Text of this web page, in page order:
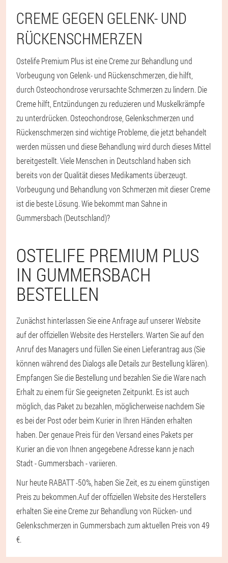
CREME GEGEN GELENK- UND
RÜCKENSCHMERZEN
Ostelife Premium Plus ist eine Creme zur Behandlung und
Vorbeugung von Gelenk- und Rückenschmerzen, die hilft,
durch Osteochondrose verursachte Schmerzen zu lindern. Die
Creme hilft, Entzündungen zu reduzieren und Muskelkrämpfe
zu unterdrücken. Osteochondrose, Gelenkschmerzen und
Rückenschmerzen sind wichtige Probleme, die jetzt behandelt
werden müssen und diese Behandlung wird durch dieses Mittel
bereitgestellt. Viele Menschen in Deutschland haben sich
bereits von der Qualität dieses Medikaments überzeugt.
Vorbeugung und Behandlung von Schmerzen mit dieser Creme
ist die beste Lösung. Wie bekommt man Sahne in
Gummersbach (Deutschland)?
OSTELIFE PREMIUM PLUS
IN GUMMERSBACH
BESTELLEN
Zunächst hinterlassen Sie eine Anfrage auf unserer Website
auf der offiziellen Website des Herstellers. Warten Sie auf den
Anruf des Managers und füllen Sie einen Lieferantrag aus (Sie
können während des Dialogs alle Details zur Bestellung klären).
Empfangen Sie die Bestellung und bezahlen Sie die Ware nach
Erhalt zu einem für Sie geeigneten Zeitpunkt. Es ist auch
möglich, das Paket zu bezahlen, möglicherweise nachdem Sie
es bei der Post oder beim Kurier in Ihren Händen erhalten
haben. Der genaue Preis für den Versand eines Pakets per
Kurier an die von Ihnen angegebene Adresse kann je nach
Stadt - Gummersbach - variieren.
Nur heute RABATT -50%, haben Sie Zeit, es zu einem günstigen
Preis zu bekommen.Auf der offiziellen Website des Herstellers
erhalten Sie eine Creme zur Behandlung von Rücken- und
Gelenkschmerzen in Gummersbach zum aktuellen Preis von 49
€.